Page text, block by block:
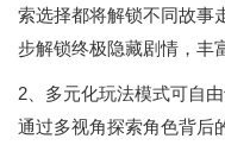
索选择都将解锁不同故事
步解锁终极隐藏剧情，丰
2、多元化玩法模式可自
通过多视角探索角色背后